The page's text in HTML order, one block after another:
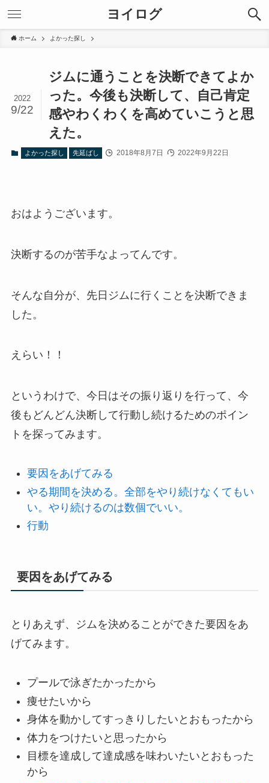
ヨイログ
ホーム よかった探し
ジムに通うことを決断できてよか
った。今後も決断して、自己肯定
感やわくわくを高めていこうと思
えた。
2022
9/22
よかった探し 先延ばし 2018年8月7日 2022年9月22日
おはようございます。
決断するのが苦手なよってんです。
そんな自分が、先日ジムに行くことを決断できま
した。
えらい！！
というわけで、今日はその振り返りを行って、今
後もどんどん決断して行動し続けるためのポイン
トを探ってみます。
要因をあげてみる
やる期間を決める。全部をやり続けなくてもい
い。やり続けるのは数個でいい。
行動
要因をあげてみる
とりあえず、ジムを決めることができた要因をあ
げてみます。
プールで泳ぎたかったから
痩せたいから
身体を動かしてすっきりしたいとおもったから
体力をつけたいと思ったから
目標を達成して達成感を味わいたいとおもった
から